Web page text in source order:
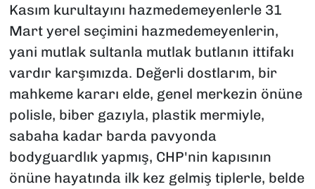
Kasım kurultayını hazmedemeyenlerle 31
Mart yerel seçimini hazmedemeyenlerin,
yani mutlak sultanla mutlak butlanın ittifakı
vardır karşımızda. Değerli dostlarım, bir
mahkeme kararı elde, genel merkezin önüne
polisle, biber gazıyla, plastik mermiyle,
sabaha kadar barda pavyonda
bodyguardlık yapmış, CHP'nin kapısının
önüne hayatında ilk kez gelmiş tiplerle, belde